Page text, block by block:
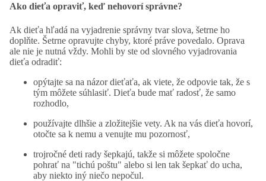
Ako dieťa opraviť, keď nehovorí správne?
Ak dieťa hľadá na vyjadrenie správny tvar slova, šetrne ho
doplňte. Šetrne opravujte chyby, ktoré práve povedalo. Oprava
ale nie je nutná vždy. Mohli by ste od slovného vyjadrovania
dieťa odradiť:
opýtajte sa na názor dieťaťa, ak viete, že odpovie tak, že s
tým môžete súhlasiť. Dieťa bude mať radosť, že samo
rozhodlo,
používajte dlhšie a zložitejšie vety. Ak na vás dieťa hovorí,
otočte sa k nemu a venujte mu pozornosť,
trojročné deti rady šepkajú, takže si môžete spoločne
pohrať na "tichú poštu" alebo si len tak šepkať do ucha,
aby niekto iný niečo nepočul.